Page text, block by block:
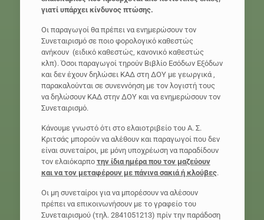
γιατί υπάρχει κίνδυνος πτώσης.
Οι παραγωγοί θα πρέπει να ενημερώσουν τον
Συνεταιρισμό σε ποιο φορολογικό καθεστώς
ανήκουν (ειδικό καθεστώς, κανονικό καθεστώς
κλπ). Όσοι παραγωγοί τηρούν Βιβλίο Εσόδων Εξόδων
και δεν έχουν δηλώσει ΚΑΔ στη ΔΟΥ με γεωργικά ,
παρακαλούνται σε συνεννόηση με τον λογιστή τους
να δηλώσουν ΚΑΔ στην ΔΟΥ και να ενημερώσουν τον
Συνεταιρισμό.
Κάνουμε γνωστό ότι στο ελαιοτριβείο του Α. Σ.
Κριτσάς μπορούν να αλέθουν και παραγωγοί που δεν
είναι συνεταίροι, με μόνη υποχρέωση να παραδίδουν
τον ελαιόκαρπο την ίδια ημέρα που τον μαζεύουν
και να τον μεταφέρουν με πάνινα σακιά ή κλούβες.
Οι μη συνεταίροι για να μπορέσουν να αλέσουν
πρέπει να επικοινωνήσουν με το γραφείο του
Συνεταιρισμού (τηλ. 2841051213) πρίν την παράδοση